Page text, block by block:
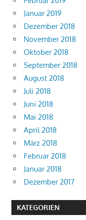
Januar 2019
Dezember 2018
November 2018
Oktober 2018
September 2018
August 2018
Juli 2018
Juni 2018
Mai 2018
April 2018
März 2018
Februar 2018
Januar 2018
Dezember 2017
KATEGORIEN